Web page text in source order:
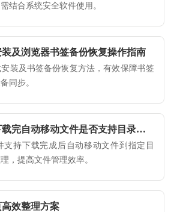
结合系统安全软件使用。
及浏览器书签备份恢复操作指南
装及书签备份恢复方法，有效保障书签
同步。
谷歌浏览器设置下载完自动移动文件是否支持目录分组
支持下载完成后自动移动文件到指定目
，提高文件管理效率。
效整理方案